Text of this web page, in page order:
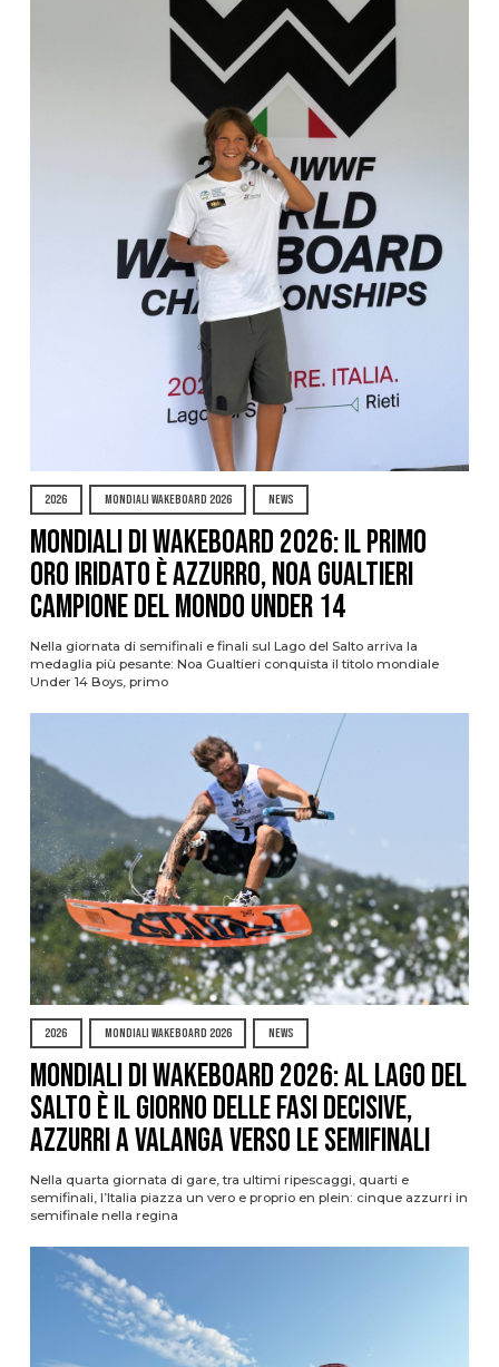
2026 MONDIALI WAKEBOARD 2026 NEWS
Mondiali di Wakeboard 2026: il primo
oro iridato è azzurro, Noa Gualtieri
campione del mondo Under 14
Nella giornata di semifinali e finali sul Lago del Salto arriva la
medaglia più pesante: Noa Gualtieri conquista il titolo mondiale
Under 14 Boys, primo
2026 MONDIALI WAKEBOARD 2026 NEWS
Mondiali di Wakeboard 2026: al Lago del
Salto è il giorno delle fasi decisive,
azzurri a valanga verso le semifinali
Nella quarta giornata di gare, tra ultimi ripescaggi, quarti e
semifinali, l’Italia piazza un vero e proprio en plein: cinque azzurri in
semifinale nella regina